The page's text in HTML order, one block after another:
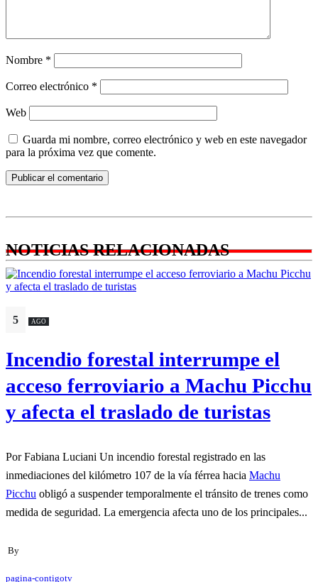
Nombre *
Correo electrónico *
Web
Guarda mi nombre, correo electrónico y web en este navegador
para la próxima vez que comente.
NOTICIAS RELACIONADAS
5 AGO
Incendio forestal interrumpe el
acceso ferroviario a Machu Picchu
y afecta el traslado de turistas
Por Fabiana Luciani Un incendio forestal registrado en las
inmediaciones del kilómetro 107 de la vía férrea hacia Machu
Picchu obligó a suspender temporalmente el tránsito de trenes como
medida de seguridad. La emergencia afecta uno de los principales...
By
pagina-contigotv